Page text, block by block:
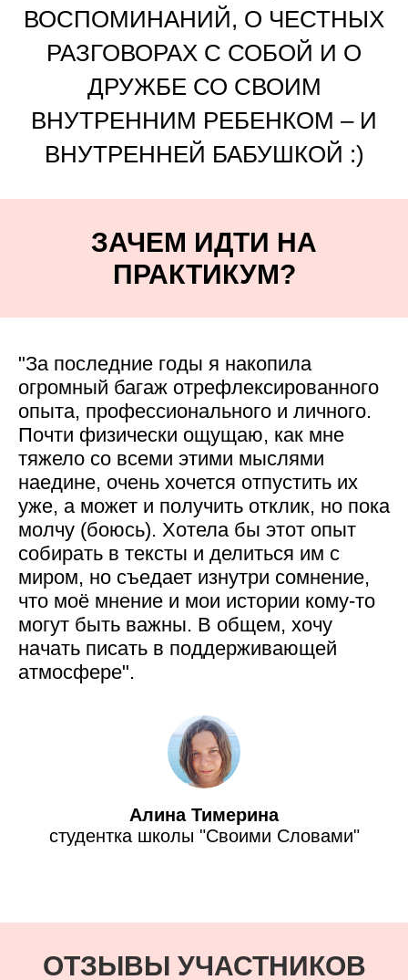
ВОСПОМИНАНИЙ, О ЧЕСТНЫХ
РАЗГОВОРАХ С СОБОЙ И О
ДРУЖБЕ СО СВОИМ
ВНУТРЕННИМ РЕБЕНКОМ – И
ВНУТРЕННЕЙ БАБУШКОЙ :)
ЗАЧЕМ ИДТИ НА
ПРАКТИКУМ?
"За последние годы я накопила
огромный багаж отрефлексированного
опыта, профессионального и личного.
Почти физически ощущаю, как мне
тяжело со всеми этими мыслями
наедине, очень хочется отпустить их
уже, а может и получить отклик, но пока
молчу (боюсь). Хотела бы этот опыт
собирать в тексты и делиться им с
миром, но съедает изнутри сомнение,
что моё мнение и мои истории кому-то
могут быть важны. В общем, хочу
начать писать в поддерживающей
атмосфере".
Алина Тимерина
студентка школы "Своими Словами"
ОТЗЫВЫ УЧАСТНИКОВ